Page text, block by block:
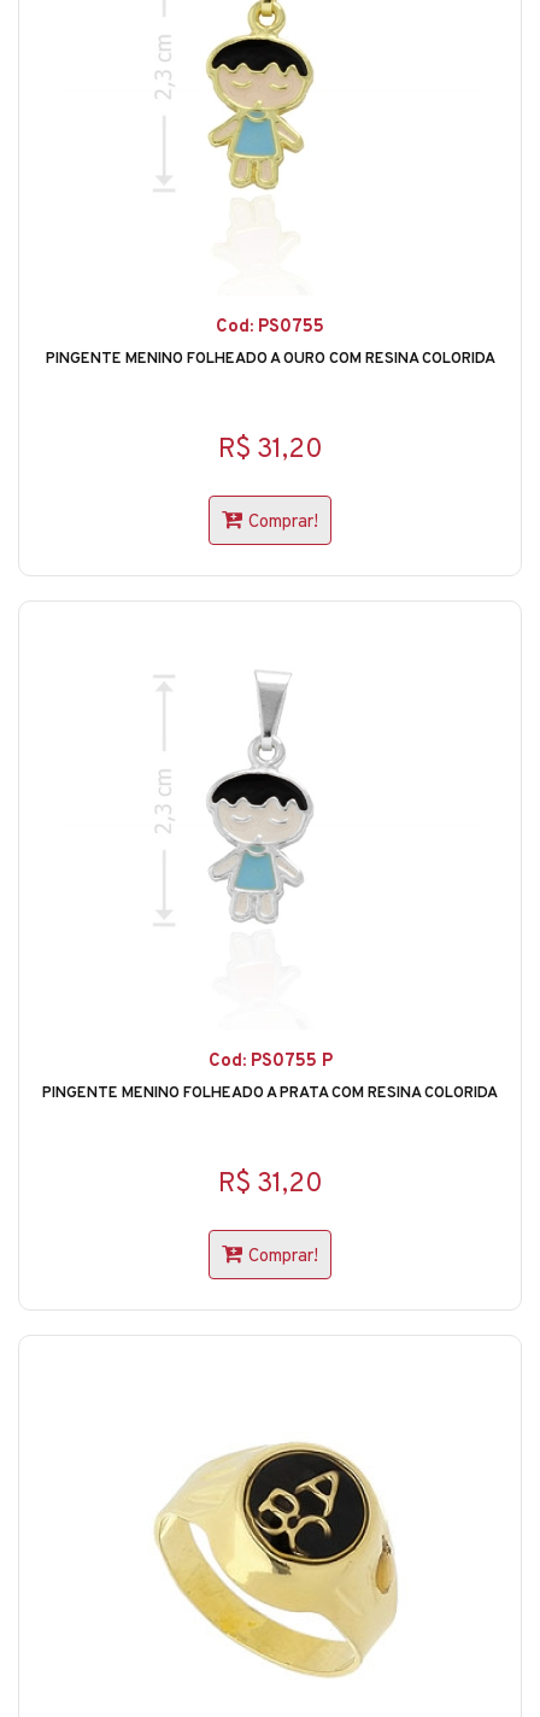
Cod: PS0755
PINGENTE MENINO FOLHEADO A OURO COM RESINA COLORIDA
R$ 31,20
Comprar!
Cod: PS0755 P
PINGENTE MENINO FOLHEADO A PRATA COM RESINA COLORIDA
R$ 31,20
Comprar!